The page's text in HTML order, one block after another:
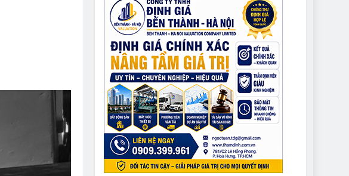
Can Bulldogs Run Long Distances?
How Often Do I Need to Groom My Bulldog